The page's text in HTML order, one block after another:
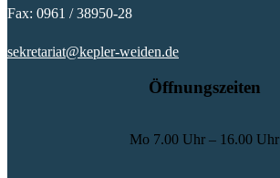
Fax: 0961 / 38950-28
sekretariat@kepler-weiden.de
Öffnungszeiten
Mo 7.00 Uhr – 16.00 Uhr